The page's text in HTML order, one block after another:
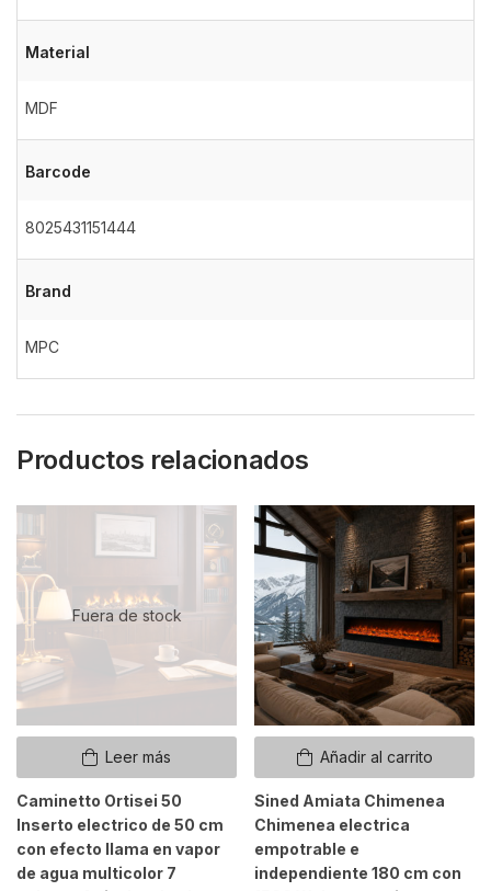
Material
MDF
Barcode
8025431151444
Brand
MPC
Productos relacionados
Fuera de stock
Leer más
Caminetto Ortisei 50
Inserto electrico de 50 cm
con efecto llama en vapor
de agua multicolor 7
Añadir al carrito
Sined Amiata Chimenea
Chimenea electrica
empotrable e
independiente 180 cm con